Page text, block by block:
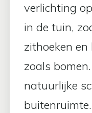
verlichting
in de tuin,
zithoeken en
zoals
natuurlijke
buitenruimte.